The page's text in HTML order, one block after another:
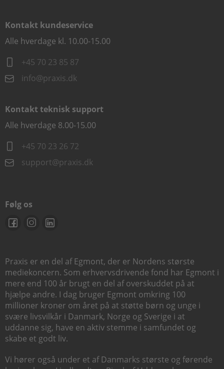
Kontakt kundeservice
Alle hverdage kl. 10.00-15.00
+45 70 23 85 87
info@praxis.dk
Kontakt teknisk support
Alle hverdage 8.00-15.00
+45 70 23 26 72
support@praxis.dk
Følg os
Praxis er en del af Egmont, der er Nordens største
mediekoncern. Som erhvervsdrivende fond har Egmont i
mere end 100 år brugt en del af overskuddet på at
hjælpe andre. I dag bruger Egmont omkring 100
millioner kroner om året på at støtte børn og unge i
svære livsvilkår i Danmark, Norge og Sverige i at
uddanne sig, have en aktiv stemme i samfundet og
skabe et godt liv.
Vi hører også under et af Danmarks største og førende